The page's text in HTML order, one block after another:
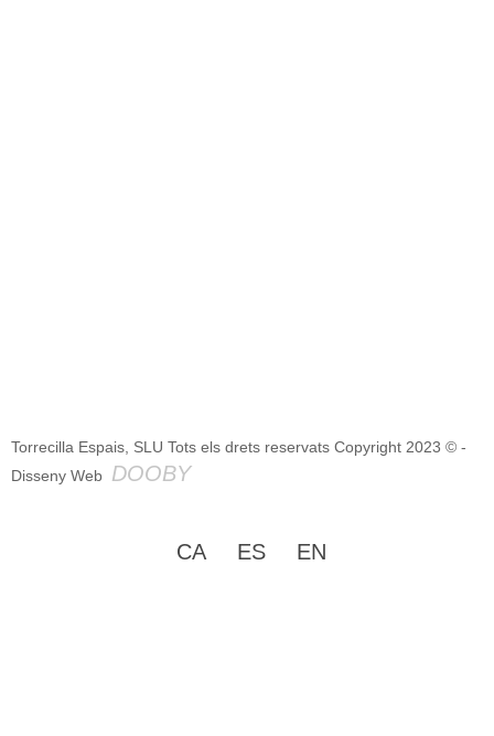
Torrecilla Espais, SLU Tots els drets reservats Copyright 2023 © -
Disseny Web DOOBY
CA ES EN